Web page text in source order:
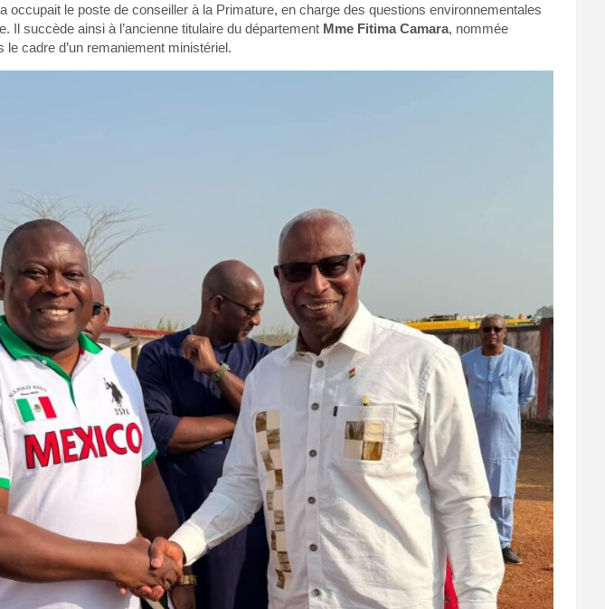
occupait le poste de conseiller à la Primature, en charge des questions environnementales
Il succède ainsi à l’ancienne titulaire du département Mme Fitima Camara, nommée
cadre d’un remaniement ministériel.